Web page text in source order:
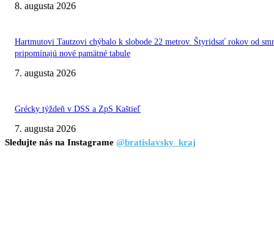
8. augusta 2026
Hartmutovi Tautzovi chýbalo k slobode 22 metrov. Štyridsať rokov od
pripomínajú nové pamätné tabule
7. augusta 2026
Grécky týždeň v DSS a ZpS Kaštieľ
7. augusta 2026
Sledujte nás na Instagrame @bratislavsky_kraj